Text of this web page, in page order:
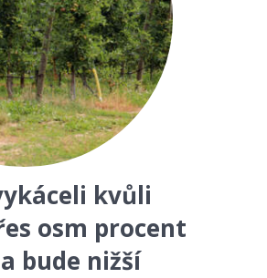
kvůli
osm procent
bude nižší